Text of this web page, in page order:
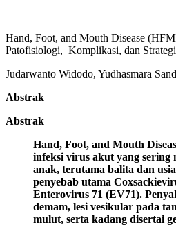
Hand, Foot, and Mouth Disease
Patofisiologi, Komplikasi, dan Strategi
Judarwanto Widodo, Yudhasmara
Abstrak
Abstrak
Hand, Foot, and Mouth
infeksi virus akut yang sering
anak, terutama balita dan
penyebab utama
Enterovirus 71 (EV71).
demam, lesi vesikular pada
mulut, serta kadang disertai